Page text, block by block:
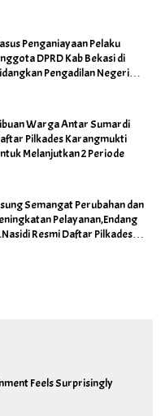
Penganiayaan Pelaku
DPRD Kab Bekasi di
Pengadilan Negeri
Warga Antar Sumardi
Pilkades Karangmukti
Melanjutkan 2 Periode
Semangat Perubahan dan
Pelayanan,Endang
Resmi Daftar Pilkades
Feels Surprisingly